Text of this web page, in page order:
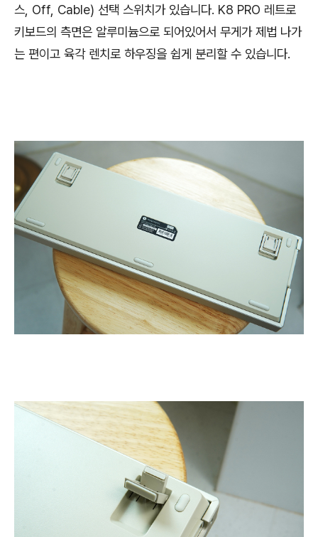
스, Off, Cable) 선택 스위치가 있습니다. K8 PRO 레트로
키보드의 측면은 알루미늄으로 되어있어서 무게가 제법 나가
는 편이고 육각 렌치로 하우징을 쉽게 분리할 수 있습니다.